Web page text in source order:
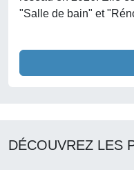
"Salle de bain" et
DÉCOUVREZ LES